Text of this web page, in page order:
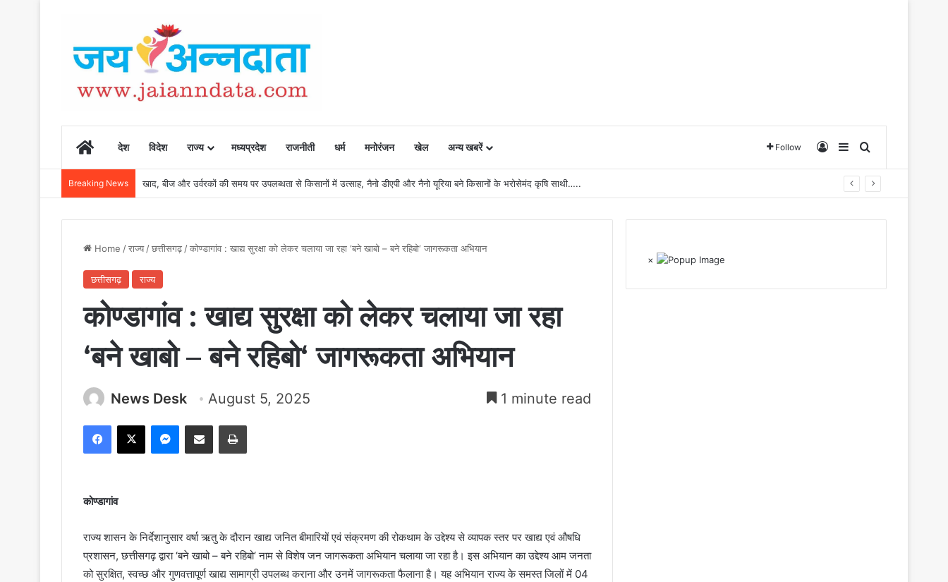
Homeदेश विदेश राज्य मध्यप्रदेश राजनीती धर्म मनोरंजन खेल अन्य खबरें Follow Log InSidebarSearch for
Breaking News खाद, बीज और उर्वरकों की समय पर उपलब्धता से किसानों में उत्साह, नैनो डीएपी और नैनो यूरिया बने किसानों के भरोसेमंद कृषि साथी…..
Home /राज्य/छत्तीसगढ़/कोण्डागांव : खाद्य सुरक्षा को लेकर चलाया जा रहा ‘बने खाबो – बने रहिबो‘ जागरूकता अभियान
छत्तीसगढ़ राज्य
कोण्डागांव : खाद्य सुरक्षा को लेकर चलाया जा रहा
‘बने खाबो – बने रहिबो‘ जागरूकता अभियान
News Desk August 5, 2025 1 minute read
Facebook
X Messenger
Share via Email Print
कोण्डागांव
राज्य शासन के निर्देशानुसार वर्षा ऋतु के दौरान खाद्य जनित बीमारियों एवं संक्रमण की रोकथाम के उद्देश्य से व्यापक स्तर पर खाद्य एवं औषधि
प्रशासन, छत्तीसगढ़ द्वारा ‘बने खाबो – बने रहिबो‘ नाम से विशेष जन जागरूकता अभियान चलाया जा रहा है। इस अभियान का उद्देश्य आम जनता
को सुरक्षित, स्वच्छ और गुणवत्तापूर्ण खाद्य सामाग्री उपलब्ध कराना और उनमें जागरूकता फैलाना है। यह अभियान राज्य के समस्त जिलों में 04
×